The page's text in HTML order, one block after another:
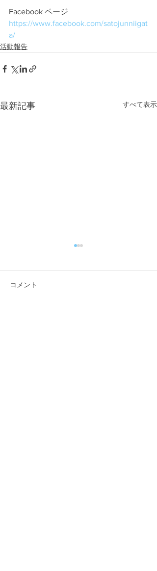
Facebook ページ
https://www.facebook.com/satojunniigat
a/
活動報告
最新記事 すべて表示
コメント